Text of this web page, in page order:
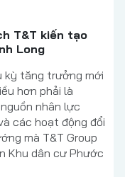
T&T kiến tạo
Long
kỳ tăng trưởng mới
hơn phải là
nhân lực
các hoạt động đổi
mà T&T Group
Khu dân cư Phước